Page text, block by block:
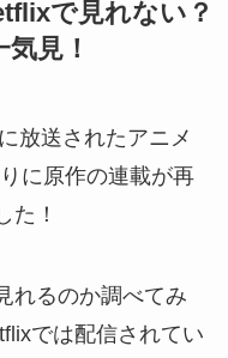
で見れない？
見！
放送されたアニメ
に原作の連載が再
た！
れるのか調べてみ
では配信されてい